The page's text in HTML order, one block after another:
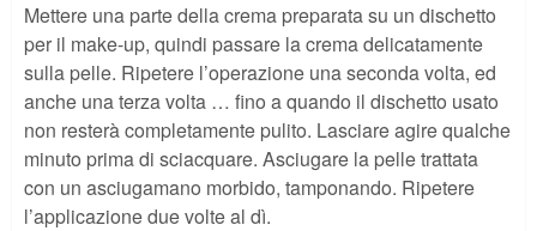
Mettere una parte della crema preparata su un dischetto
per il make-up, quindi passare la crema delicatamente
sulla pelle. Ripetere l’operazione una seconda volta, ed
anche una terza volta … fino a quando il dischetto usato
non resterà completamente pulito. Lasciare agire qualche
minuto prima di sciacquare. Asciugare la pelle trattata
con un asciugamano morbido, tamponando. Ripetere
l’applicazione due volte al dì.